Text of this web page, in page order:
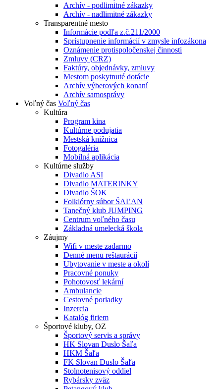
Archív - podlimitné zákazky
Archív - nadlimitné zákazky
Transparentné mesto
Informácie podľa z.č.211/2000
Sprístupnenie informácií v zmysle infozákona
Oznámenie protispoločenskej činnosti
Zmluvy (CRZ)
Faktúry, objednávky, zmluvy
Mestom poskytnuté dotácie
Archív výberových konaní
Archív samosprávy
Voľný čas Voľný čas
Kultúra
Program kina
Kultúrne podujatia
Mestská knižnica
Fotogaléria
Mobilná aplikácia
Kultúrne služby
Divadlo ASI
Divadlo MATERINKY
Divadlo ŠOK
Folklórny súbor ŠAĽAN
Tanečný klub JUMPING
Centrum voľného času
Základná umelecká škola
Záujmy
Wifi v meste zadarmo
Denné menu reštaurácií
Ubytovanie v meste a okolí
Pracovné ponuky
Pohotovosť lekární
Ambulancie
Cestovné poriadky
Inzercia
Katalóg firiem
Športové kluby, OZ
Športový servis a správy
HK Slovan Duslo Šaľa
HKM Šaľa
FK Slovan Duslo Šaľa
Stolnotenisový oddiel
Rybársky zväz